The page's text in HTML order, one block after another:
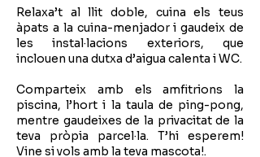
Relaxa’t al llit doble, cuina els teus
àpats a la cuina-menjador i gaudeix de
les instal·lacions exteriors, que
inclouen una dutxa d’aigua calenta i WC.
Comparteix amb els amfitrions la
piscina, l’hort i la taula de ping-pong,
mentre gaudeixes de la privacitat de la
teva pròpia parcel·la. T’hi esperem!
Vine si vols amb la teva mascota!.